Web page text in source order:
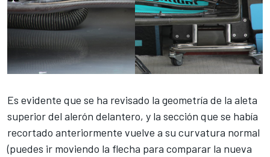
Es evidente que se ha revisado la geometría de la aleta
superior del alerón delantero, y la sección que se había
recortado anteriormente vuelve a su curvatura normal
(puedes ir moviendo la flecha para comparar la nueva